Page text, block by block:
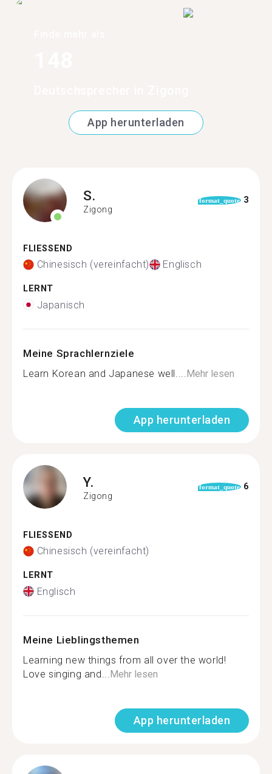
App herunterladen
S.
Zigong
format_quote 3
FLIESSEND
Chinesisch (vereinfacht) Englisch
LERNT
Japanisch
Meine Sprachlernziele
Learn Korean and Japanese well.... Mehr lesen
App herunterladen
Y.
Zigong
format_quote 6
FLIESSEND
Chinesisch (vereinfacht)
LERNT
Englisch
Meine Lieblingsthemen
Learning new things from all over the world!
Love singing and... Mehr lesen
App herunterladen